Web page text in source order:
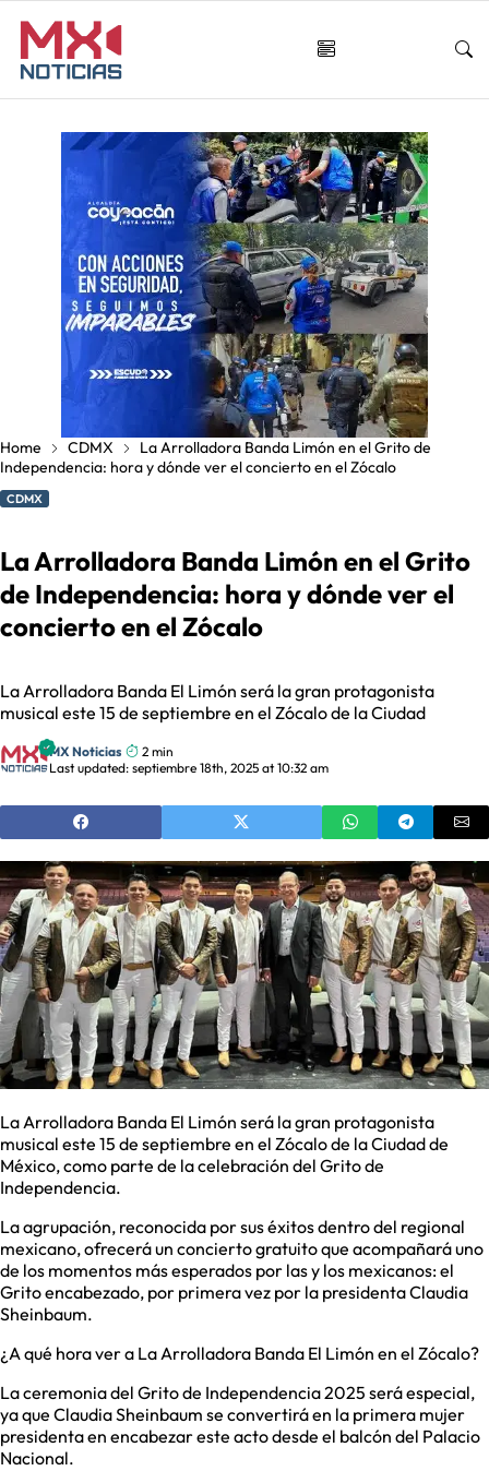
Home CDMX
La Arrolladora Banda Limón en el Grito de
Independencia: hora y dónde ver el concierto en el Zócalo
CDMX
La Arrolladora Banda Limón en el Grito
de Independencia: hora y dónde ver el
concierto en el Zócalo
La Arrolladora Banda El Limón será la gran protagonista
musical este 15 de septiembre en el Zócalo de la Ciudad
MX Noticias
2 min
Last updated: septiembre 18th, 2025 at 10:32 am
La Arrolladora Banda El Limón será la gran protagonista
musical este 15 de septiembre en el Zócalo de la Ciudad de
México, como parte de la celebración del Grito de
Independencia.
La agrupación, reconocida por sus éxitos dentro del regional
mexicano, ofrecerá un concierto gratuito que acompañará uno
de los momentos más esperados por las y los mexicanos: el
Grito encabezado, por primera vez por la presidenta Claudia
Sheinbaum.
¿A qué hora ver a La Arrolladora Banda El Limón en el Zócalo?
La ceremonia del Grito de Independencia 2025 será especial,
ya que Claudia Sheinbaum se convertirá en la primera mujer
presidenta en encabezar este acto desde el balcón del Palacio
Nacional.